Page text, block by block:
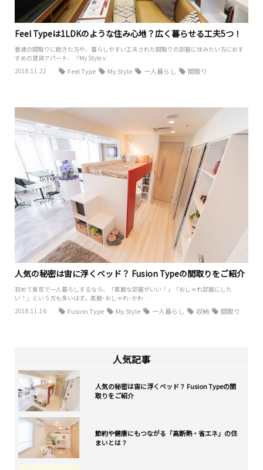
人気記事
人気の秘密は宙に浮くベッド？ Fusion Typeの間
取りをご紹介
節約や健康にもつながる「高断熱・省エネ」の住
まいとは？
Feel Typeは1LDKのような住み心地？広く暮らせる工夫5つ！
普通の間取りに飽きた方や、暮らしやすい工夫された間取りの部屋に住みたい方におす
すめの賃貸アパート、「My Style v…
2018.11.22
Feel Type My Style 一人暮らし 間取り
人気の秘密は宙に浮くベッド？ Fusion Typeの間取りをご紹介
初めて東京で一人暮らしするなら、「素敵な部屋がいい！」「おしゃれ部屋にした
い！」という方も多いはず。素敵･おしゃれ･かわ…
2018.11.16
Fusion Type My Style 一人暮らし 収納 間取り